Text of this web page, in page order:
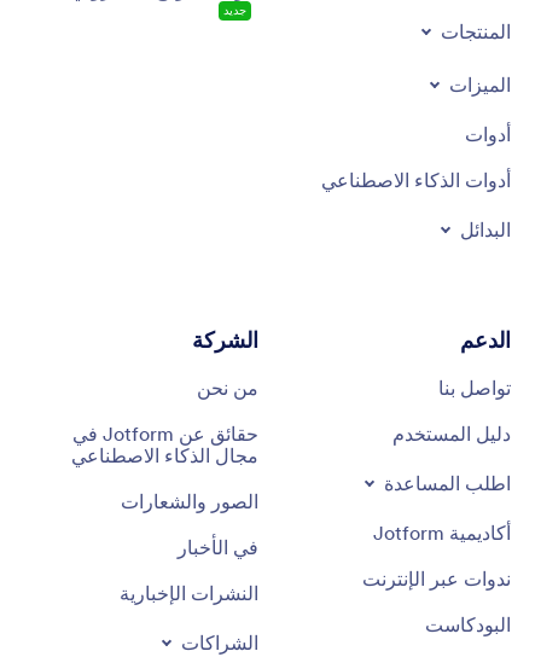
المنتجات
الميزات
أدوات
أدوات الذكاء الاصطناعي
البدائل
جديد
الدعم
تواصل بنا
دليل المستخدم
اطلب المساعدة
أكاديمية Jotform
ندوات عبر الإنترنت
البودكاست
الشركة
من نحن
حقائق عن Jotform في
مجال الذكاء الاصطناعي
الصور والشعارات
في الأخبار
النشرات الإخبارية
الشراكات